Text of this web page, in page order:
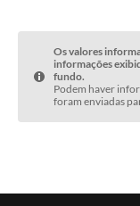
Os valores
informações
fundo.
Podem haver
foram enviadas